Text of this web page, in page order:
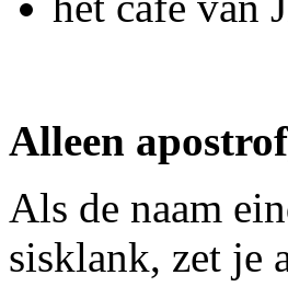
Alleen
Als de naam
sisklank, zet je